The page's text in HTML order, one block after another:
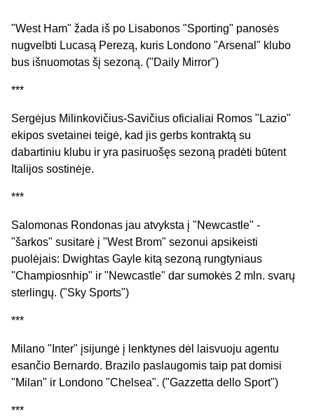
"West Ham" žada iš po Lisabonos "Sporting" panosės
nugvelbti Lucasą Perezą, kuris Londono "Arsenal" klubo
bus išnuomotas šį sezoną. ("Daily Mirror")
***
Sergėjus Milinkovičius-Savičius oficialiai Romos "Lazio"
ekipos svetainei teigė, kad jis gerbs kontraktą su
dabartiniu klubu ir yra pasiruošęs sezoną pradėti būtent
Italijos sostinėje.
***
Salomonas Rondonas jau atvyksta į "Newcastle" -
"šarkos" susitarė į "West Brom" sezonui apsikeisti
puolėjais: Dwightas Gayle kitą sezoną rungtyniaus
"Champiosnhip" ir "Newcastle" dar sumokės 2 mln. svarų
sterlingų. ("Sky Sports")
***
Milano "Inter" įsijungė į lenktynes dėl laisvuoju agentu
esančio Bernardo. Brazilo paslaugomis taip pat domisi
"Milan" ir Londono "Chelsea". ("Gazzetta dello Sport")
***